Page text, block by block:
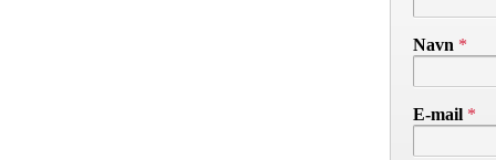
Navn *
E-mail *